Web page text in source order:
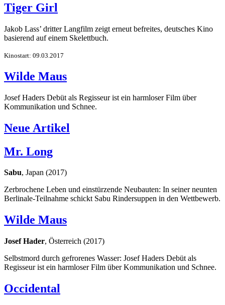
Tiger Girl
Jakob Lass’ dritter Langfilm zeigt erneut befreites, deutsches Kino
basierend auf einem Skelettbuch.
Kinostart: 09.03.2017
Wilde Maus
Josef Haders Debüt als Regisseur ist ein harmloser Film über
Kommunikation und Schnee.
Neue Artikel
Mr. Long
Sabu, Japan (2017)
Zerbrochene Leben und einstürzende Neubauten: In seiner neunten
Berlinale-Teilnahme schickt Sabu Rindersuppen in den Wettbewerb.
Wilde Maus
Josef Hader, Österreich (2017)
Selbstmord durch gefrorenes Wasser: Josef Haders Debüt als
Regisseur ist ein harmloser Film über Kommunikation und Schnee.
Occidental